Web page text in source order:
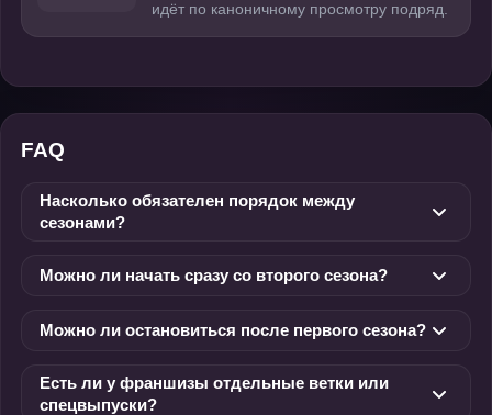
идёт по каноничному просмотру подряд.
FAQ
Насколько обязателен порядок между
сезонами?
Можно ли начать сразу со второго сезона?
Можно ли остановиться после первого сезона?
Есть ли у франшизы отдельные ветки или
спецвыпуски?